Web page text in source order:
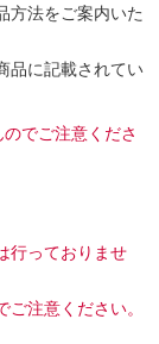
方法をご案内いた
品に記載されてい
でご注意くださ
行っておりませ
注意ください。